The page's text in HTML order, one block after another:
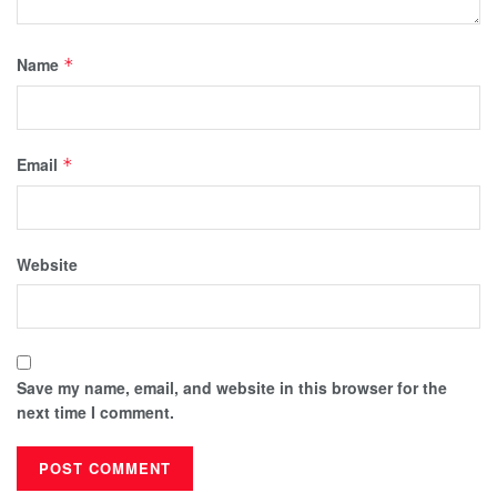
Name *
Email *
Website
Save my name, email, and website in this browser for the
next time I comment.